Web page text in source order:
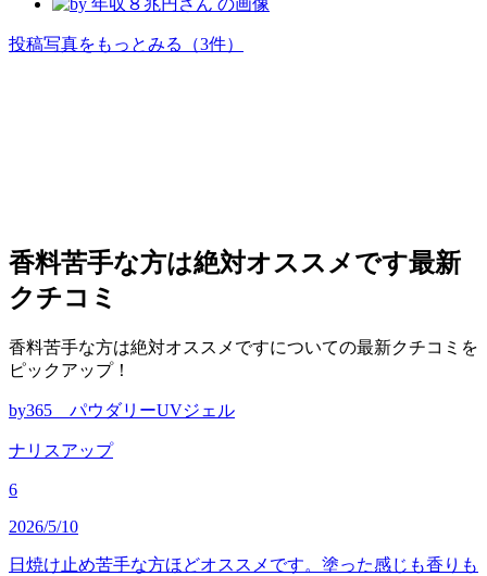
投稿写真をもっとみる （3件）
香料苦手な方は絶対オススメです最新
クチコミ
香料苦手な方は絶対オススメですについての最新クチコミを
ピックアップ！
by365 パウダリーUVジェル
ナリスアップ
6
2026/5/10
日焼け止め苦手な方ほどオススメです。塗った感じも香りも